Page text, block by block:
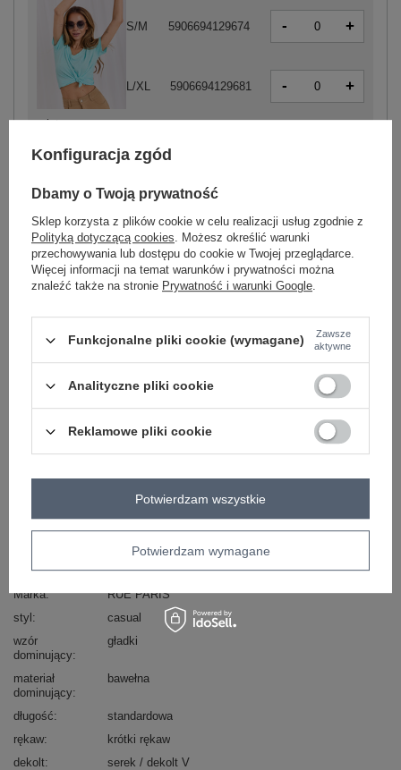
miętowy
S/M 5906694129674 - +
L/XL 5906694129681 - +
jasny różowy
S/M 5906694129636
L/XL 5906694129643 - +
Zobacz wszystkie kolory (+8)
skład materiału : 90% bawełna , 10% elastan
sposób prania : pranie w pralce w 30°C
Kod produktu
RV-TS-A1095.33
Marka
RUE PARIS
styl
casual
wzór
dominujący
gładki
materiał
dominujący
bawełna
długość
standardowa
rękaw
krótki rękaw
dekolt
serek / dekolt V
Konfiguracja zgód
Dbamy o Twoją prywatność
Sklep korzysta z plików cookie w celu realizacji usług zgodnie z
Polityką dotyczącą cookies. Możesz określić warunki
przechowywania lub dostępu do cookie w Twojej przeglądarce.
Więcej informacji na temat warunków i prywatności można
znaleźć także na stronie Prywatność i warunki Google.
Funkcjonalne pliki cookie (wymagane)
Zawsze
aktywne
Analityczne pliki cookie
Reklamowe pliki cookie
Potwierdzam wymagane
Potwierdzam wszystkie